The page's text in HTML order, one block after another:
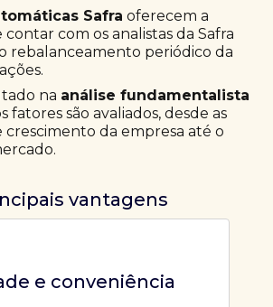
Safra oferecem a
com os analistas da Safra
rebalanceamento periódico da
na análise fundamentalista
fatores são avaliados, desde as
crescimento da empresa até o
vantagens
e conveniência